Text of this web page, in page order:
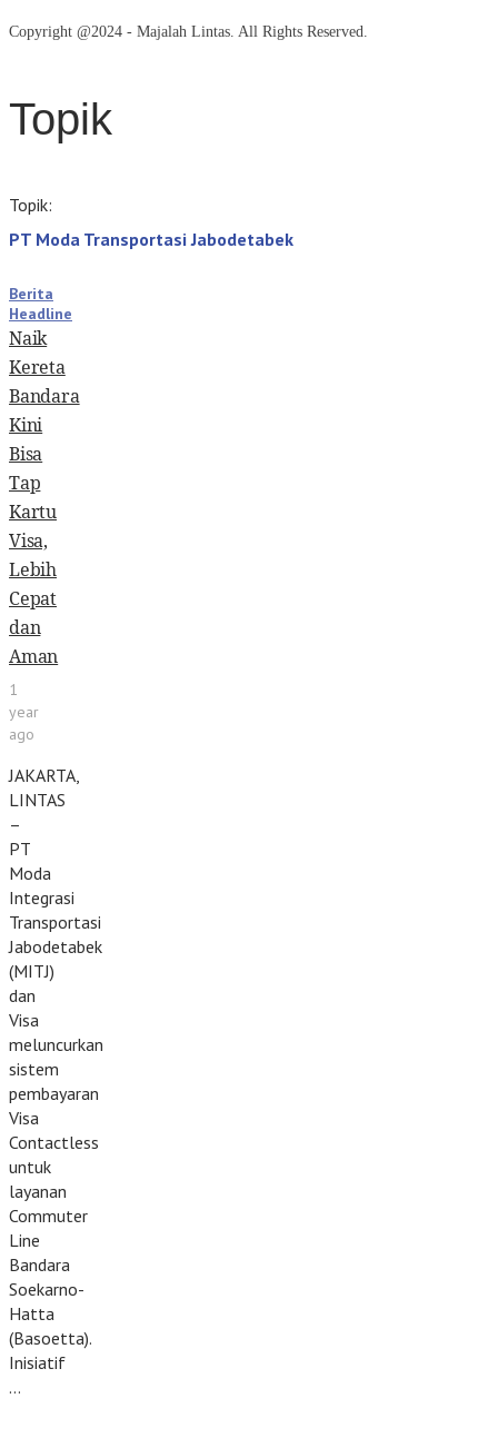
Copyright @2024 - Majalah Lintas. All Rights Reserved.
Topik
Topik:
PT Moda Transportasi Jabodetabek
Berita
Headline
Naik
Kereta
Bandara
Kini
Bisa
Tap
Kartu
Visa,
Lebih
Cepat
dan
Aman
1
year
ago
JAKARTA,
LINTAS
–
PT
Moda
Integrasi
Transportasi
Jabodetabek
(MITJ)
dan
Visa
meluncurkan
sistem
pembayaran
Visa
Contactless
untuk
layanan
Commuter
Line
Bandara
Soekarno-
Hatta
(Basoetta).
Inisiatif
…